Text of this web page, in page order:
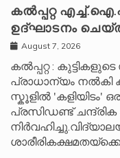
കൽപ്പറ്റ
ഉദ്ഘാടനം
August 7, 2026
കൽപ്പറ്റ :
പ്രാധാന്യം നൽകി
സ്കൂ‌ളിൽ 'കളിയിടം'
പ്രസിഡണ്ട്